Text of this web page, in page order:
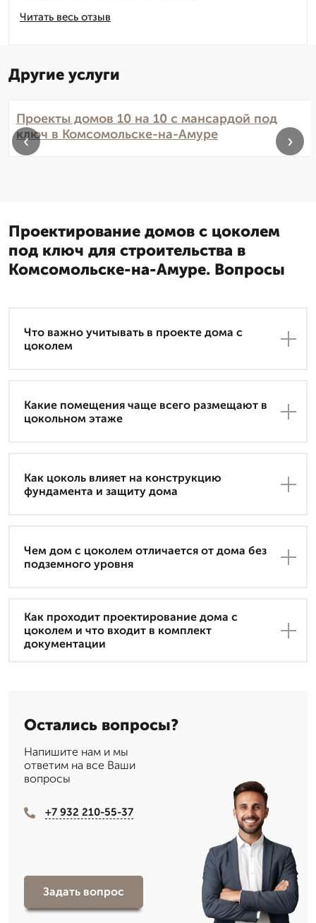
Читать весь отзыв
Другие услуги
Проекты домов 10 на 10 с мансардой под
ключ в Комсомольске-на-Амуре
‹ ›
Проектирование домов с цоколем
под ключ для строительства в
Комсомольске-на-Амуре. Вопросы
Что важно учитывать в проекте дома с
цоколем
Какие помещения чаще всего размещают в
цокольном этаже
Как цоколь влияет на конструкцию
фундамента и защиту дома
Чем дом с цоколем отличается от дома без
подземного уровня
Как проходит проектирование дома с
цоколем и что входит в комплект
документации
Остались вопросы?
Напишите нам и мы
ответим на все Ваши
вопросы
+7 932 210-55-37
Задать вопрос